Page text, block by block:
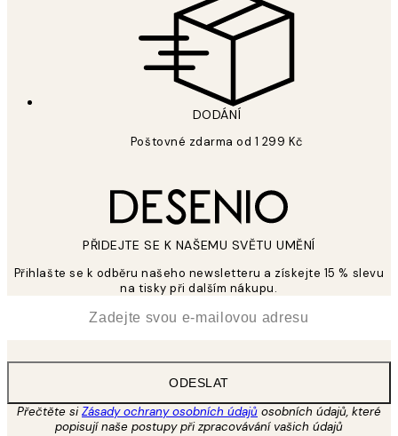
DODÁNÍ
Poštovné zdarma od 1 299 Kč
PŘIDEJTE SE K NAŠEMU SVĚTU UMĚNÍ
Přihlašte se k odběru našeho newsletteru a získejte 15 % slevu
na tisky při dalším nákupu.
ODESLAT
Přečtěte siZásady ochrany osobních údajů osobních údajů, které
popisují naše postupy při zpracovávání vašich údajů